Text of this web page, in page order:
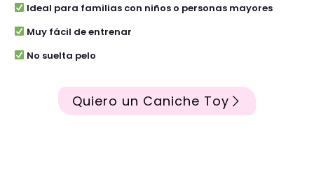
Ideal para familias con niños o personas mayores
Muy fácil de entrenar
No suelta pelo
Quiero un Caniche Toy